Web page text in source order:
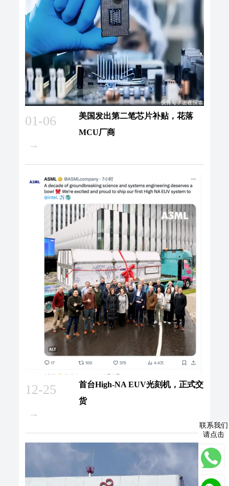
01-06
→
美国发出第二笔芯片补贴，花落
MCU厂商
12-25
→
首台High-NA EUV光刻机，正式交
货
联系我们
请点击